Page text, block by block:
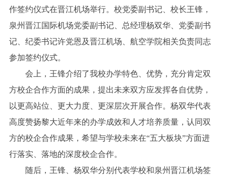
作签约仪式在晋江机场举行。校党委副书记、校长王锋，
泉州晋江国际机场党委副书记、总经理杨双华、党委副书
记、纪委书记许党恩及晋江机场、航空学院相关负责同志
参加签约仪式。
会上，王锋介绍了我校办学特色、优势，充分肯定双
方校企合作方面的成果，提出未来双方应发挥各自优势，
以更高站位、更大力度、更深层次开展合作。杨双华代表
高度赞扬黎大近年来的办学成效和人才培养质量，认同双
方的校企合作成果，希望与学校未来在“五大板块”方面进
行落实、落地的深度校企合作。
随后，王锋、杨双华分别代表学校和泉州晋江机场签